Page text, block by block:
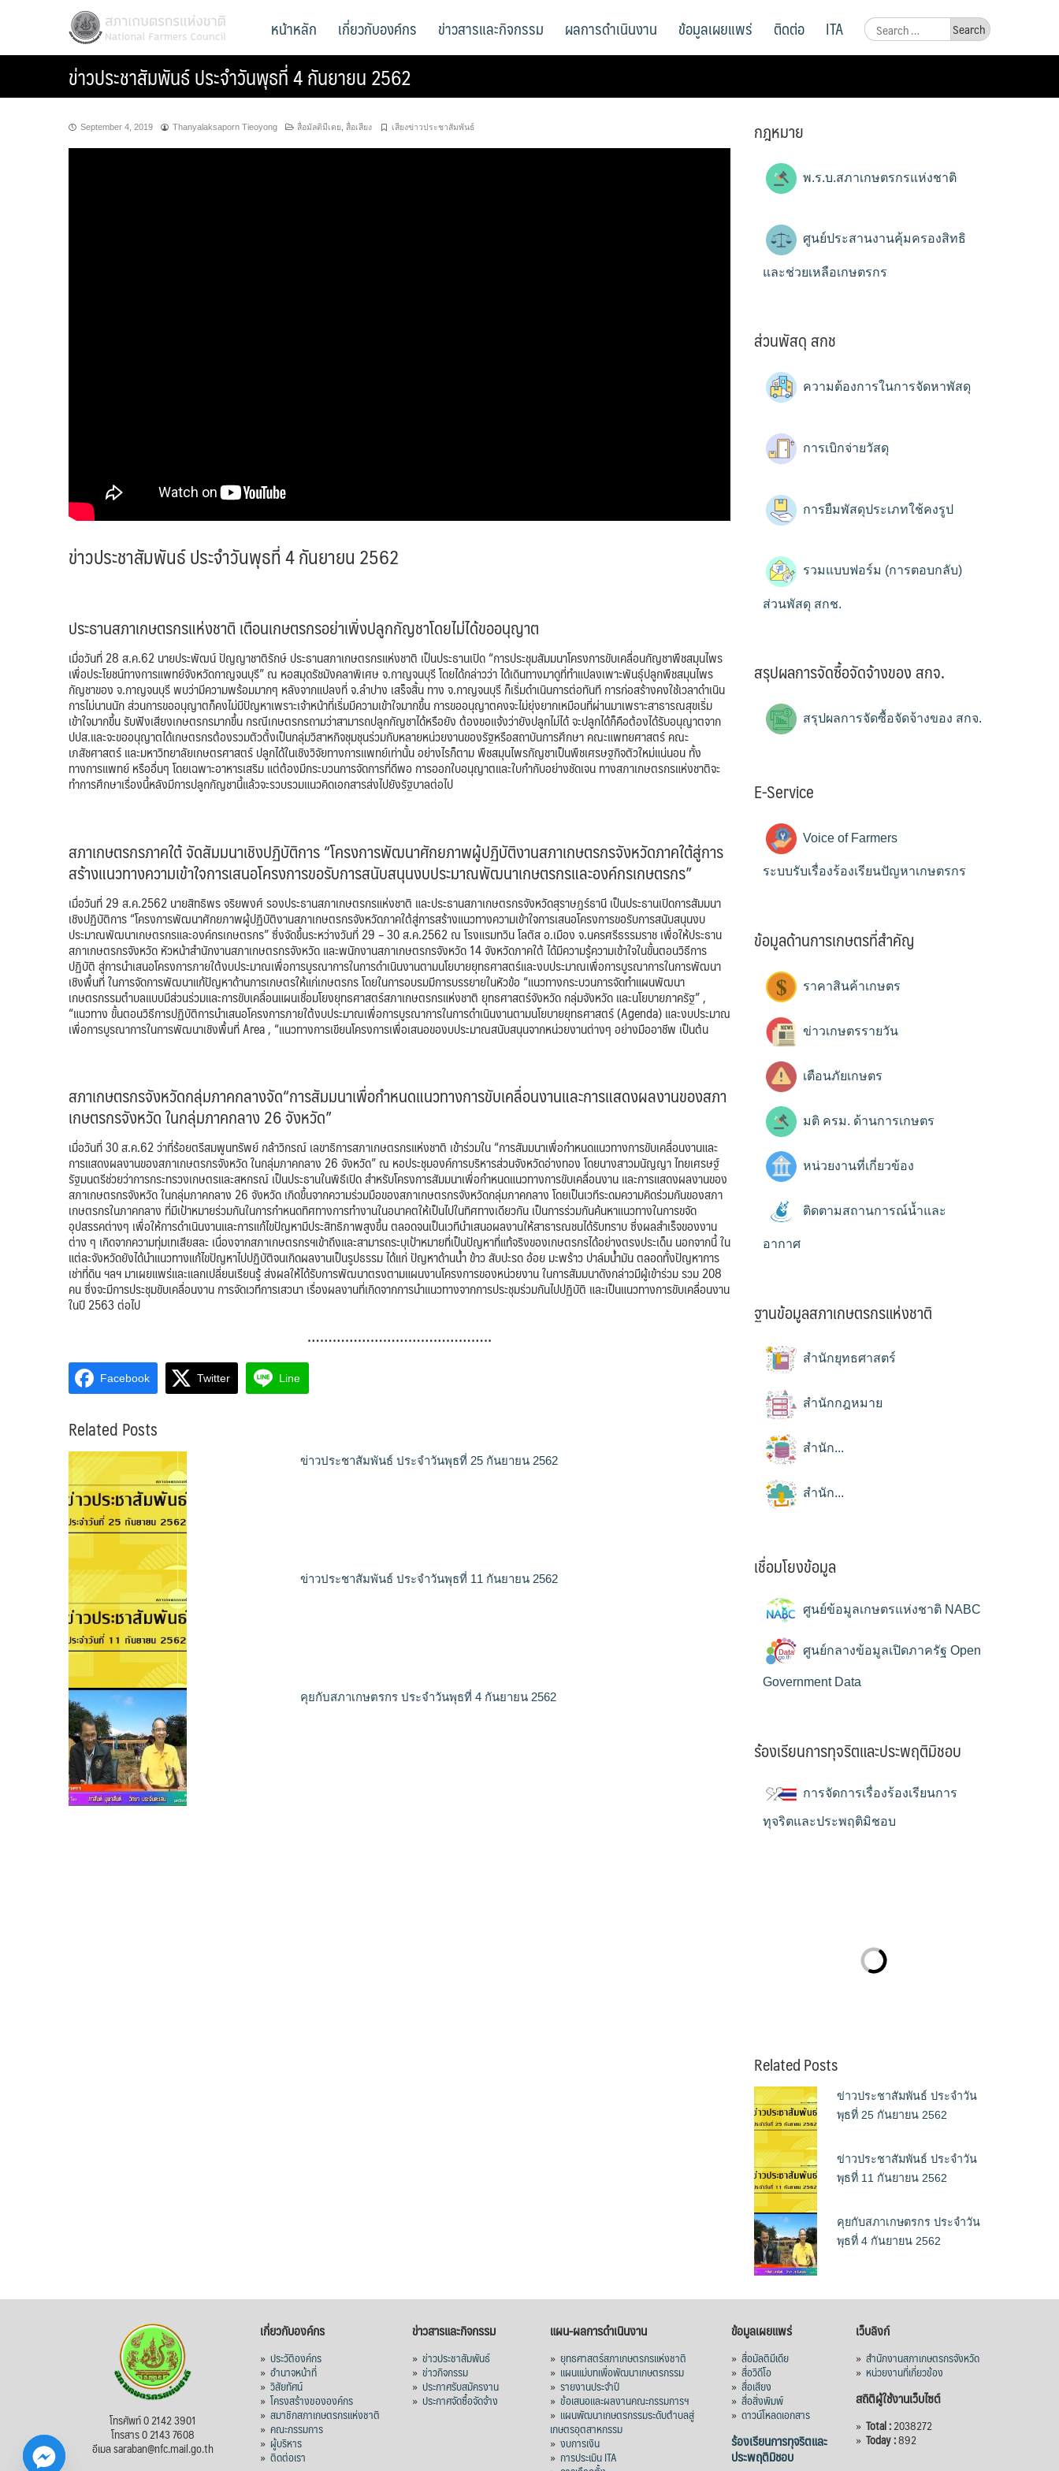
สภาเกษตรกรแห่งชาติ
National Farmers Council
Search
for:
หน้าหลัก เกี่ยวกับองค์กร ข่าวสารและกิจกรรม ผลการดำเนินงาน ข้อมูลเผยแพร่ ติดต่อ ITA
ข่าวประชาสัมพันธ์ ประจำวันพุธที่ 4 กันยายน 2562
September 4, 2019 Thanyalaksaporn Tieoyong สื่อมัลติมีเดย สื่อเสียง เสียงข่าวประชาสัมพันธ์
ข่าวประชาสัมพันธ์ ประจำวันพุธที่ 4 กันยายน 2562
ประธานสภาเกษตรกรแห่งชาติ เตือนเกษตรกรอย่าเพิ่งปลูกกัญชาโดยไม่ได้ขออนุญาต
เมื่อวันที่ 28 ส.ค.62 นายประพัฒน์ ปัญญาชาติรักษ์ ประธานสภาเกษตรกรแห่งชาติ เป็นประธานเปิด “การประชุมสัมมนาโครงการขับเคลื่อนกัญชาพืชสมุนไพร
เพื่อประโยชน์ทางการแพทย์จังหวัดกาญจนบุรี” ณ หอสมุดรัชมังคลาพิเศษ จ.กาญจนบุรี โดยได้กล่าวว่า ได้เดินทางมาดูที่ทำแปลงเพาะพันธุ์ปลูกพืชสมุนไพร
กัญชาของ จ.กาญจนบุรี พบว่ามีความพร้อมมากๆ หลังจากแปลงที่ จ.ลำปาง เสร็จสิ้น ทาง จ.กาญจนบุรี ก็เริ่มดำเนินการต่อทันที การก่อสร้างคงใช้เวลาดำเนิน
การไม่นานนัก ส่วนการขออนุญาตก็คงไม่มีปัญหาเพราะเจ้าหน้าที่เริ่มมีความเข้าใจมากขึ้น การขออนุญาตคงจะไม่ยุ่งยากเหมือนที่ผ่านมาเพราะสาธารณสุขเริ่ม
เข้าใจมากขึ้น รับฟังเสียงเกษตรกรมากขึ้น กรณีเกษตรกรถามว่าสามารถปลูกกัญชาได้หรือยัง ต้องขอแจ้งว่ายังปลูกไม่ได้ จะปลูกได้ก็คือต้องได้รับอนุญาตจาก
ปปส.และจะขออนุญาตได้เกษตรกรต้องรวมตัวตั้งเป็นกลุ่มวิสาหกิจชุมชุนร่วมกับหลายหน่วยงานของรัฐหรือสถาบันการศึกษา คณะแพทยศาสตร์ คณะ
เภสัชศาสตร์ และมหาวิทยาลัยเกษตรศาสตร์ ปลูกได้ในเชิงวิจัยทางการแพทย์เท่านั้น อย่างไรก็ตาม พืชสมุนไพรกัญชาเป็นพืชเศรษฐกิจตัวใหม่แน่นอน ทั้ง
ทางการแพทย์ หรืออื่นๆ โดยเฉพาะอาหารเสริม แต่ต้องมีกระบวนการจัดการที่ดีพอ การออกใบอนุญาตและใบกำกับอย่างชัดเจน ทางสภาเกษตรกรแห่งชาติจะ
ทำการศึกษาเรื่องนี้หลังมีการปลูกกัญชานี้แล้วจะรวบรวมแนวคิดเอกสารส่งไปยังรัฐบาลต่อไป
สภาเกษตรกรภาคใต้ จัดสัมมนาเชิงปฏิบัติการ “โครงการพัฒนาศักยภาพผู้ปฏิบัติงานสภาเกษตรกรจังหวัดภาคใต้สู่การ
สร้างแนวทางความเข้าใจการเสนอโครงการขอรับการสนับสนุนงบประมาณพัฒนาเกษตรกรและองค์กรเกษตรกร”
เมื่อวันที่ 29 ส.ค.2562 นายสิทธิพร จริยพงศ์ รองประธานสภาเกษตรกรแห่งชาติ และประธานสภาเกษตรกรจังหวัดสุราษฎร์ธานี เป็นประธานเปิดการสัมมนา
เชิงปฏิบัติการ “โครงการพัฒนาศักยภาพผู้ปฏิบัติงานสภาเกษตรกรจังหวัดภาคใต้สู่การสร้างแนวทางความเข้าใจการเสนอโครงการขอรับการสนับสนุนงบ
ประมาณพัฒนาเกษตรกรและองค์กรเกษตรกร” ซึ่งจัดขึ้นระหว่างวันที่ 29 – 30 ส.ค.2562 ณ โรงแรมทวิน โลตัส อ.เมือง จ.นครศรีธรรมราช เพื่อให้ประธาน
สภาเกษตรกรจังหวัด หัวหน้าสำนักงานสภาเกษตรกรจังหวัด และพนักงานสภาเกษตรกรจังหวัด 14 จังหวัดภาคใต้ ได้มีความรู้ความเข้าใจในขั้นตอนวิธีการ
ปฏิบัติ สู่การนำเสนอโครงการภายใต้งบประมาณเพื่อการบูรณาการในการดำเนินงานตามนโยบายยุทธศาสตร์และงบประมาณเพื่อการบูรณาการในการพัฒนา
เชิงพื้นที่ ในการจัดการพัฒนาแก้ปัญหาด้านการเกษตรให้แก่เกษตรกร โดยในการอบรมมีการบรรยายในหัวข้อ “แนวทางกระบวนการจัดทำแผนพัฒนา
เกษตรกรรมตำบลแบบมีส่วนร่วมและการขับเคลื่อนแผนเชื่อมโยงยุทธศาสตร์สภาเกษตรกรแห่งชาติ ยุทธศาสตร์จังหวัด กลุ่มจังหวัด และนโยบายภาครัฐ” ,
“แนวทาง ขั้นตอนวิธีการปฏิบัติการนำเสนอโครงการภายใต้งบประมาณเพื่อการบูรณาการในการดำเนินงานตามนโยบายยุทธศาสตร์ (Agenda) และงบประมาณ
เพื่อการบูรณาการในการพัฒนาเชิงพื้นที่ Area , “แนวทางการเขียนโครงการเพื่อเสนอของบประมาณสนับสนุนจากหน่วยงานต่างๆ อย่างมืออาชีพ เป็นต้น
สภาเกษตรกรจังหวัดกลุ่มภาคกลางจัด“การสัมมนาเพื่อกำหนดแนวทางการขับเคลื่อนงานและการแสดงผลงานของสภา
เกษตรกรจังหวัด ในกลุ่มภาคกลาง 26 จังหวัด”
เมื่อวันที่ 30 ส.ค.62 ว่าที่ร้อยตรีสมพูนทรัพย์ กล้าวิกรณ์ เลขาธิการสภาเกษตรกรแห่งชาติ เข้าร่วมใน “การสัมมนาเพื่อกำหนดแนวทางการขับเคลื่อนงานและ
การแสดงผลงานของสภาเกษตรกรจังหวัด ในกลุ่มภาคกลาง 26 จังหวัด” ณ หอประชุมองค์การบริหารส่วนจังหวัดอ่างทอง โดยนางสาวมนัญญา ไทยเศรษฐ์
รัฐมนตรีช่วยว่าการกระทรวงเกษตรและสหกรณ์ เป็นประธานในพิธีเปิด สำหรับโครงการสัมมนาเพื่อกำหนดแนวทางการขับเคลื่อนงาน และการแสดงผลงานของ
สภาเกษตรกรจังหวัด ในกลุ่มภาคกลาง 26 จังหวัด เกิดขึ้นจากความร่วมมือของสภาเกษตรกรจังหวัดกลุ่มภาคกลาง โดยเป็นเวทีระดมความคิดร่วมกันของสภา
เกษตรกรในภาคกลาง ที่มีเป้าหมายร่วมกันในการกำหนดทิศทางการทำงานในอนาคตให้เป็นไปในทิศทางเดียวกัน เป็นการร่วมกันค้นหาแนวทางในการขจัด
อุปสรรคต่างๆ เพื่อให้การดำเนินงานและการแก้ไขปัญหามีประสิทธิภาพสูงขึ้น ตลอดจนเป็นเวทีนำเสนอผลงานให้สาธารณชนได้รับทราบ ซึ่งผลสำเร็จของงาน
ต่าง ๆ เกิดจากความทุ่มเทเสียสละ เนื่องจากสภาเกษตรกรฯเข้าถึงและสามารถระบุเป้าหมายที่เป็นปัญหาที่แท้จริงของเกษตรกรได้อย่างตรงประเด็น นอกจากนี้ ใน
แต่ละจังหวัดยังได้นำแนวทางแก้ไขปัญหาไปปฏิบัติจนเกิดผลงานเป็นรูปธรรม ได้แก่ ปัญหาด้านน้ำ ข้าว สับปะรด อ้อย มะพร้าว ปาล์มน้ำมัน ตลอดทั้งปัญหาการ
เช่าที่ดิน ฯลฯ มาเผยแพร่และแลกเปลี่ยนเรียนรู้ ส่งผลให้ได้รับการพัฒนาตรงตามแผนงานโครงการของหน่วยงาน ในการสัมมนาดังกล่าวมีผู้เข้าร่วม รวม 208
คน ซึ่งจะมีการประชุมขับเคลื่อนงาน การจัดเวทีการเสวนา เรื่องผลงานที่เกิดจากการนำแนวทางจากการประชุมร่วมกันไปปฏิบัติ และเป็นแนวทางการขับเคลื่อนงาน
ในปี 2563 ต่อไป
……………………………………..
Facebook Twitter Line
Related Posts
ข่าวประชาสัมพันธ์ ประจำวันพุธที่ 25 กันยายน 2562
ข่าวประชาสัมพันธ์ ประจำวันพุธที่ 11 กันยายน 2562
คุยกับสภาเกษตรกร ประจำวันพุธที่ 4 กันยายน 2562
กฎหมาย
พ.ร.บ.สภาเกษตรกรแห่งชาติ
ศูนย์ประสานงานคุ้มครองสิทธิ
และช่วยเหลือเกษตรกร
ส่วนพัสดุ สกช
ความต้องการในการจัดหาพัสดุ
การเบิกจ่ายวัสดุ
การยืมพัสดุประเภทใช้คงรูป
รวมแบบฟอร์ม (การตอบกลับ)
ส่วนพัสดุ สกช.
สรุปผลการจัดซื้อจัดจ้างของ สกจ.
สรุปผลการจัดซื้อจัดจ้างของ สกจ.
E-Service
Voice of Farmers
ระบบรับเรื่องร้องเรียนปัญหาเกษตรกร
ข้อมูลด้านการเกษตรที่สำคัญ
ราคาสินค้าเกษตร
ข่าวเกษตรรายวัน
เตือนภัยเกษตร
มติ ครม. ด้านการเกษตร
หน่วยงานที่เกี่ยวข้อง
ติดตามสถานการณ์น้ำและ
อากาศ
ฐานข้อมูลสภาเกษตรกรแห่งชาติ
สำนักยุทธศาสตร์
สำนักกฎหมาย
สำนัก...
สำนัก...
เชื่อมโยงข้อมูล
ศูนย์ข้อมูลเกษตรแห่งชาติ NABC
ศูนย์กลางข้อมูลเปิดภาครัฐ Open
Government Data
ร้องเรียนการทุจริตและประพฤติมิชอบ
การจัดการเรื่องร้องเรียนการ
ทุจริตและประพฤติมิชอบ
Related Posts
ข่าวประชาสัมพันธ์ ประจำวัน
พุธที่ 25 กันยายน 2562
ข่าวประชาสัมพันธ์ ประจำวัน
พุธที่ 11 กันยายน 2562
คุยกับสภาเกษตรกร ประจำวัน
พุธที่ 4 กันยายน 2562
โทรศัพท์ 0 2142 3901
โทรสาร 0 2143 7608
อีเมล saraban@nfc.mail.go.th
เกี่ยวกับองค์กร
»ประวัติองค์กร
»อำนาจหน้าที่
»วิสัยทัศน์
»โครงสร้างขององค์กร
»สมาชิกสภาเกษตรกรแห่งชาติ
»คณะกรรมการ
» ผู้บริหาร
»ติดต่อเรา
ข่าวสารและกิจกรรม
»ข่าวประชาสัมพันธ์
»ข่าวกิจกรรม
»ประกาศรับสมัครงาน
»ประกาศจัดซื้อจัดจ้าง
แผน-ผลการดำเนินงาน
» ยุทธศาสตร์สภาเกษตรกรแห่งชาติ
» แผนแม่บทเพื่อพัฒนาเกษตรกรรม
» รายงานประจำปี
» ข้อเสนอและผลงานคณะกรรมการฯ
» แผนพัฒนาเกษตรกรรมระดับตำบลสู่
เกษตรอุตสาหกรรม
» งบการเงิน
» การประเมิน ITA
ข้อมูลเผยแพร่
» สื่อมัลติมีเดีย
» สื่อวิดีโอ
» สื่อเสียง
» สื่อสิ่งพิมพ์
» ดาวน์โหลดเอกสาร
ร้องเรียนการทุจริตและ
ประพฤติมิชอบ
เว็บลิงก์
» สำนักงานสภาเกษตรกรจังหวัด
» หน่วยงานที่เกี่ยวข้อง
สถิติผู้ใช้งานเว็บไซต์
» Total :2038272
» Today :892